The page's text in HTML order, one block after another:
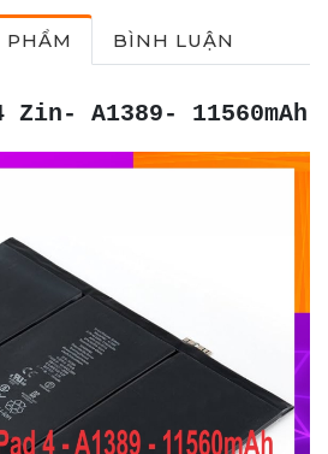
PHẨM BÌNH LUẬN
A1389- 11560mAh